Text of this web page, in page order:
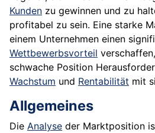
Kunden zu gewinnen und zu
profitabel zu sein. Eine starke
einem Unternehmen einen
Wettbewerbsvorteil
schwache Position
Wachstum und Rentabilität mit
Allgemeines
Die Analyse der Marktposition